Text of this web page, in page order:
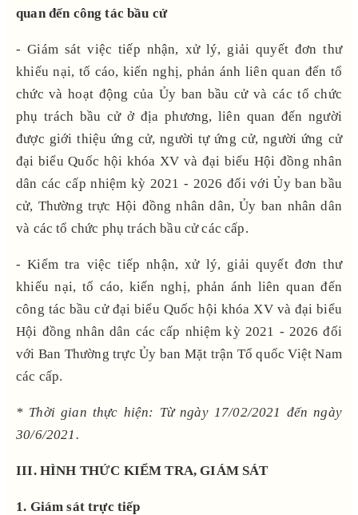
quan đến công tác bầu cử
- Giám sát việc tiếp nhận, xử lý, giải quyết đơn thư
khiếu nại, tố cáo, kiến nghị, phản ánh liên quan đến tổ
chức và hoạt động của Ủy ban bầu cử và các tổ chức
phụ trách bầu cử ở địa phương, liên quan đến người
được giới thiệu ứng cử, người tự ứng cử, người ứng cử
đại biểu Quốc hội khóa XV và đại biểu Hội đồng nhân
dân các cấp nhiệm kỳ 2021 - 2026 đối với Ủy ban bầu
cử, Thường trực Hội đồng nhân dân, Ủy ban nhân dân
và các tổ chức phụ trách bầu cử các cấp.
- Kiểm tra việc tiếp nhận, xử lý, giải quyết đơn thư
khiếu nại, tố cáo, kiến nghị, phản ánh liên quan đến
công tác bầu cử đại biểu Quốc hội khóa XV và đại biểu
Hội đồng nhân dân các cấp nhiệm kỳ 2021 - 2026 đối
với Ban Thường trực Ủy ban Mặt trận Tổ quốc Việt Nam
các cấp.
* Thời gian thực hiện: Từ ngày 17/02/2021 đến ngày
30/6/2021.
III. HÌNH THỨC KIỂM TRA, GIÁM SÁT
1. Giám sát trực tiếp